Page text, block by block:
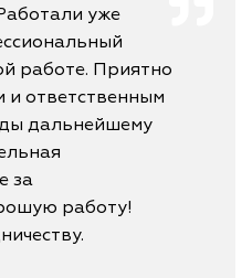
уже
работе. Приятно
ответственным
дальнейшему
за
работу!